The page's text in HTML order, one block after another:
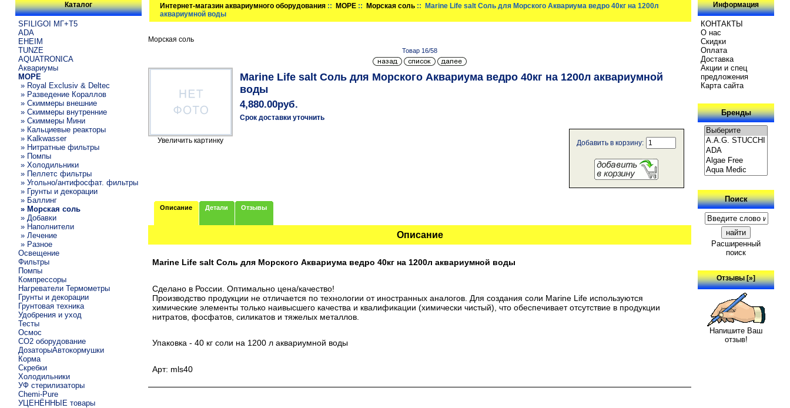
Каталог
SFILIGOI МГ+Т5
ADA
EHEIM
TUNZE
AQUATRONICA
Аквариумы
МОРЕ
» Royal Exclusiv & Deltec
» Разведение Кораллов
» Скиммеры внешние
» Скиммеры внутренние
» Скиммеры Мини
» Кальциевые реакторы
» Kalkwasser
» Нитратные фильтры
» Помпы
» Холодильники
» Пеллетс фильтры
» Угольно/антифосфат. фильтры
» Грунты и декорации
» Баллинг
» Морская соль
» Добавки
» Наполнители
» Лечение
» Разное
Освещение
Фильтры
Помпы
Компрессоры
Нагреватели Термометры
Грунты и декорации
Грунтовая техника
Удобрения и уход
Тесты
Осмос
CO2 оборудование
ДозаторыАвтокормушки
Корма
Скребки
Холодильники
УФ стерилизаторы
Chemi-Pure
УЦЕНЁННЫЕ товары
Интернет-магазин аквариумного оборудования :: МОРЕ :: Морская соль :: Marine Life salt Соль для Морского Аквариума ведро 40кг на 1200л
аквариумной воды
Морская соль
Товар 16/58
Увеличить картинку
Marine Life salt Соль для Морского Аквариума ведро 40кг на 1200л аквариумной
воды
4,880.00руб.
Срок доставки уточнить
Добавить в корзину:
Описание Детали Отзывы
Описание
Marine Life salt Соль для Морского Аквариума ведро 40кг на 1200л аквариумной воды
Сделано в России. Оптимально цена/качество!
Производство продукции не отличается по технологии от иностранных аналогов. Для создания соли Marine Life используются
химические элементы только наивысшего качества и квалификации (химически чистый), что обеспечивает отсутствие в продукции
нитратов, фосфатов, силикатов и тяжелых металлов.
Упаковка - 40 кг соли на 1200 л аквариумной воды
Арт: mls40
Информация
КОНТАКТЫ
О нас
Скидки
Oплатa
Доставка
Акции и спец
предложения
Карта сайта
Бренды
Поиск
Расширенный
поиск
Отзывы [»]
Напишите Ваш
отзыв!